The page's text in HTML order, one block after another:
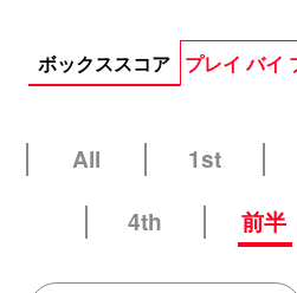
ボックススコア プレイ バイ
All 1st
4th
前半